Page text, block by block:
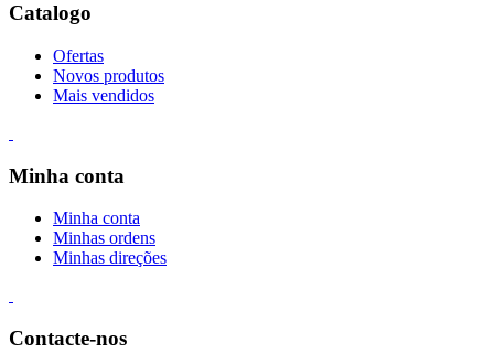
Catalogo
Ofertas
Novos produtos
Mais vendidos
Minha conta
Minha conta
Minhas ordens
Minhas direções
Contacte-nos